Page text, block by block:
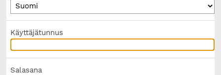
Käyttäjätunnus
Salasana